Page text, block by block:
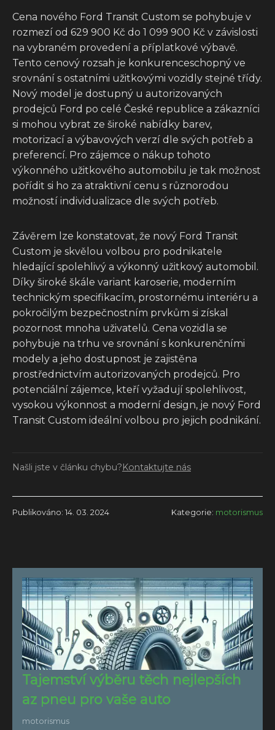
Cena nového Ford Transit Custom se pohybuje v
rozmezí od 629 900 Kč do 1 099 900 Kč v závislosti
na vybraném provedení a příplatkové výbavě.
Tento cenový rozsah je konkurenceschopný ve
srovnání s ostatními užitkovými vozidly stejné třídy.
Nový model je dostupný u autorizovaných
prodejců Ford po celé České republice a zákazníci
si mohou vybrat ze široké nabídky barev,
motorizací a výbavových verzí dle svých potřeb a
preferencí. Pro zájemce o nákup tohoto
výkonného užitkového automobilu je tak možnost
pořídit si ho za atraktivní cenu s různorodou
možností individualizace dle svých potřeb.
Závěrem lze konstatovat, že nový Ford Transit
Custom je skvělou volbou pro podnikatele
hledající spolehlivý a výkonný užitkový automobil.
Díky široké škále variant karoserie, moderním
technickým specifikacím, prostornému interiéru a
pokročilým bezpečnostním prvkům si získal
pozornost mnoha uživatelů. Cena vozidla se
pohybuje na trhu ve srovnání s konkurenčními
modely a jeho dostupnost je zajistěna
prostřednictvím autorizovaných prodejců. Pro
potenciální zájemce, kteří vyžadují spolehlivost,
vysokou výkonnost a moderní design, je nový Ford
Transit Custom ideální volbou pro jejich podnikání.
Našli jste v článku chybu?Kontaktujte nás
Publikováno: 14. 03. 2024 Kategorie: motorismus
Tajemství výběru těch nejlepších
az pneu pro vaše auto
motorismus